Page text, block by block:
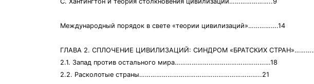
Международный порядок в свете «теории цивилизаций»…………….14
ГЛАВА 2. СПЛОЧЕНИЕ ЦИВИЛИЗАЦИЙ: СИНДРОМ «БРАТСКИХ
2.1. Запад против остального мира……………………………………………18
2.2. Расколотые страны………………………………………………………..21